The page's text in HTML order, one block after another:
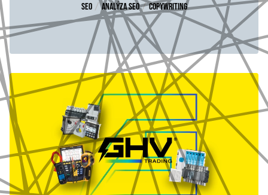
SEO / Analýza SEO / Copywriting